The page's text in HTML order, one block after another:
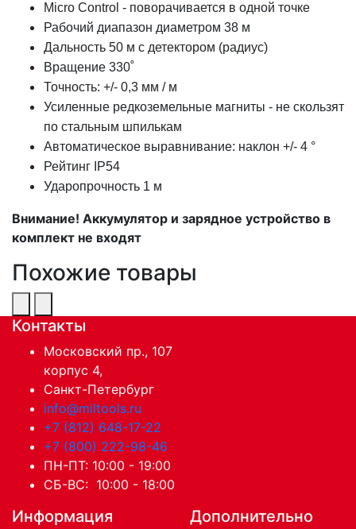
Micro Control - поворачивается в одной точке
Рабочий диапазон диаметром 38 м
Дальность 50 м с детектором (радиус)
Вращение 330˚
Точность: +/- 0,3 мм / м
Усиленные редкоземельные магниты - не скользят
по стальным шпилькам
Автоматическое выравнивание: наклон +/- 4 °
Рейтинг IP54
Ударопрочность 1 м
Внимание! Аккумулятор и зарядное устройство в
комплект не входят
Похожие товары
Контакты
Московский пр., 107
корпус 4,
Санкт-Петербург
info@miltools.ru
+7 (812) 648-17-22
+7 (800) 222-98-46
ПН-ПТ: 10:00 - 19:00
СБ-ВС: 10:00 - 18:00
Информация Дополнительно